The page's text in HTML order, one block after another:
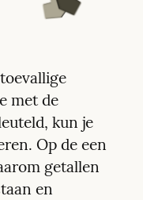
met de
kun je
Op de een
getallen
en